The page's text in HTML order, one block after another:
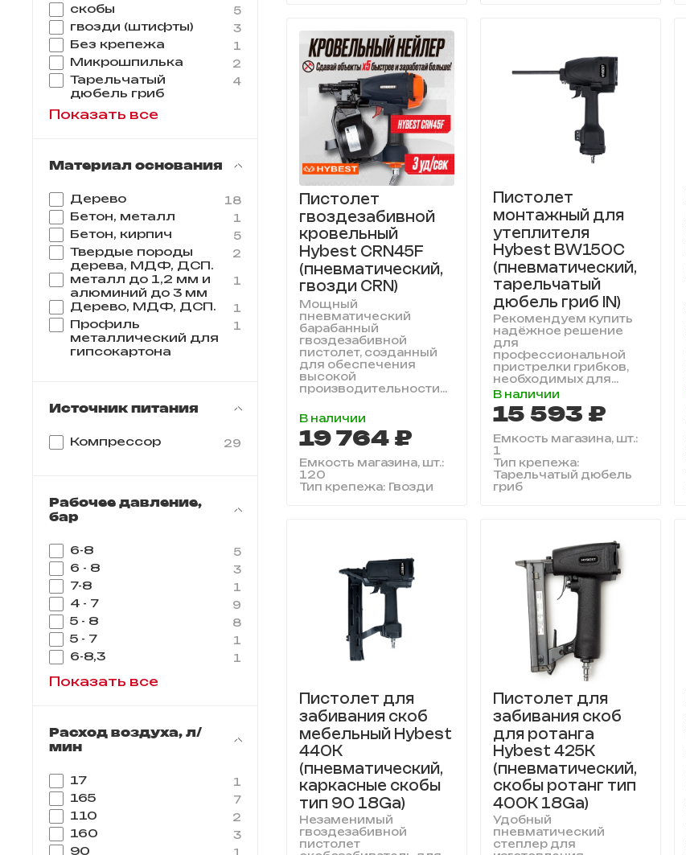
Пистолет
гвоздезабивной
кровельный
Hybest CRN45F
(пневматический,
гвозди CRN)
Мощный
пневматический
барабанный
гвоздезабивной
пистолет, созданный
для обеспечения
высокой
производительности...
В наличии
19 764 ₽
Емкость магазина, шт.:
120
Тип крепежа: Гвозди
Пистолет
монтажный для
утеплителя
Hybest BW150C
(пневматический,
тарельчатый
дюбель гриб IN)
Рекомендуем купить
надёжное решение
для
профессиональной
пристрелки грибков,
необходимых для...
В наличии
15 593 ₽
Емкость магазина, шт.:
1
Тип крепежа:
Тарельчатый дюбель
гриб
Пистолет для
забивания скоб
мебельный Hybest
440K
(пневматический,
каркасные скобы
тип 90 18Ga)
Незаменимый
гвоздезабивной
пистолет
Пистолет для
забивания скоб
для ротанга
Hybest 425K
(пневматический,
скобы ротанг тип
400К 18Ga)
Удобный
пневматический
степлер для
скобы 5
гвозди (штифты) 3
Без крепежа 1
Микрошпилька 2
Тарельчатый
дюбель гриб
4
Показать все
Материал основания
Дерево 18
Бетон, металл 1
Бетон, кирпич 5
Твердые породы
дерева, МДФ, ДСП.
2
металл до 1,2 мм и
алюминий до 3 мм
1
Дерево, МДФ, ДСП. 1
Профиль
металлический для
гипсокартона
1
Источник питания
Компрессор 29
Рабочее давление,
бар
6-8 5
6 - 8 3
7-8 1
4 - 7 9
5 - 8 8
5 - 7 1
6-8,3 1
Показать все
Расход воздуха, л/
мин
17 1
165 7
110 2
160 3
90 1